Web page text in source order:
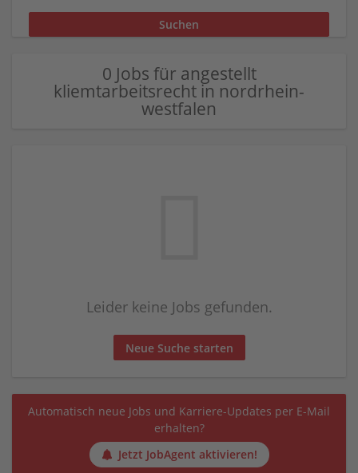
0 Jobs für angestellt
kliemtarbeitsrecht in nordrhein-
westfalen
Leider keine Jobs gefunden.
Neue Suche starten
Automatisch neue Jobs und Karriere-Updates per E-Mail
erhalten?
Jetzt JobAgent aktivieren!